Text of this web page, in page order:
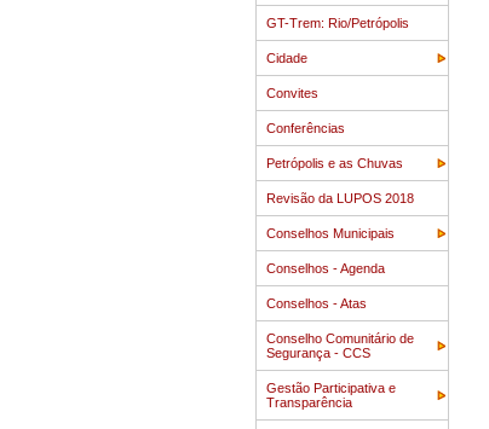
GT-Trem: Rio/Petrópolis
Cidade
Convites
Conferências
Petrópolis e as Chuvas
Revisão da LUPOS 2018
Conselhos Municipais
Conselhos - Agenda
Conselhos - Atas
Conselho Comunitário de
Segurança - CCS
Gestão Participativa e
Transparência